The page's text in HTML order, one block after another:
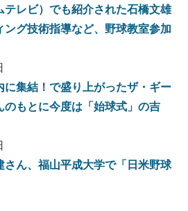
テレビ）でも紹介された石橋文雄
ング技術指導など、野球教室参加
に集結！で盛り上がったザ・ギー
のもとに今度は「始球式」の吉
さん、福山平成大学で「日米野球